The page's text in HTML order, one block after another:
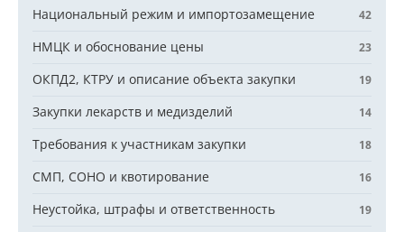
Национальный режим и импортозамещение 42
НМЦК и обоснование цены 23
ОКПД2, КТРУ и описание объекта закупки 19
Закупки лекарств и медизделий 14
Требования к участникам закупки 18
СМП, СОНО и квотирование 16
Неустойка, штрафы и ответственность 19